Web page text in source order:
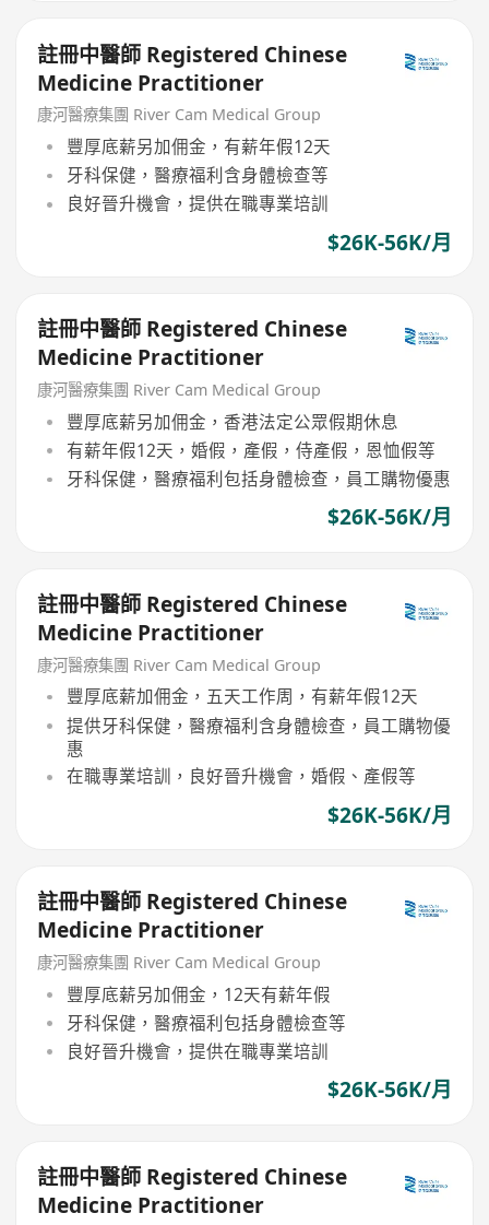
註冊中醫師 Registered Chinese
Medicine Practitioner
康河醫療集團 River Cam Medical Group
豐厚底薪另加佣金，有薪年假12天
牙科保健，醫療福利含身體檢查等
良好晉升機會，提供在職專業培訓
$26K-56K/月
註冊中醫師 Registered Chinese
Medicine Practitioner
康河醫療集團 River Cam Medical Group
豐厚底薪另加佣金，香港法定公眾假期休息
有薪年假12天，婚假，產假，侍產假，恩恤假等
牙科保健，醫療福利包括身體檢查，員工購物優惠
$26K-56K/月
註冊中醫師 Registered Chinese
Medicine Practitioner
康河醫療集團 River Cam Medical Group
豐厚底薪加佣金，五天工作周，有薪年假12天
提供牙科保健，醫療福利含身體檢查，員工購物優
惠
在職專業培訓，良好晉升機會，婚假、產假等
$26K-56K/月
註冊中醫師 Registered Chinese
Medicine Practitioner
康河醫療集團 River Cam Medical Group
豐厚底薪另加佣金，12天有薪年假
牙科保健，醫療福利包括身體檢查等
良好晉升機會，提供在職專業培訓
$26K-56K/月
註冊中醫師 Registered Chinese
Medicine Practitioner